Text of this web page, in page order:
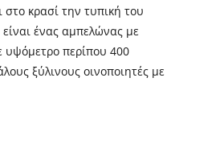
στο κρασί την τυπική του
ένας αμπελώνας με
υψόμετρο περίπου 400
ξύλινους οινοποιητές με